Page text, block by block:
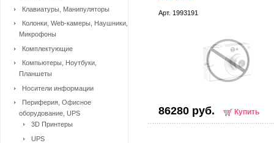
Арт. 1993191
86280 руб. Купить
Клавиатуры, Манипуляторы
Колонки, Web-камеры, Наушники,
Микрофоны
Комплектующие
Компьютеры, Ноутбуки,
Планшеты
Носители информации
Периферия, Офисное
оборудование, UPS
3D Принтеры
UPS